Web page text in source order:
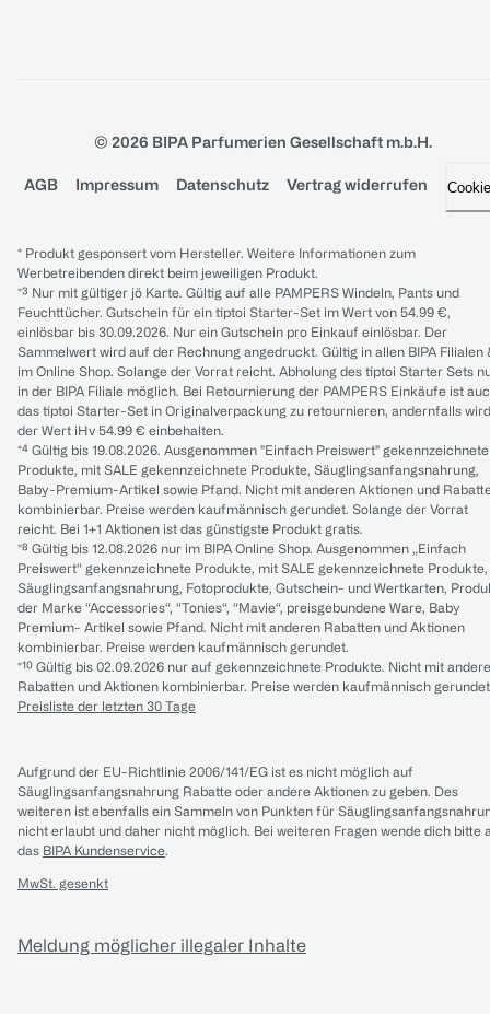
© 2026 BIPA Parfumerien Gesellschaft m.b.H.
AGB Impressum Datenschutz Vertrag widerrufen
* Produkt gesponsert vom Hersteller. Weitere Informationen zum
Werbetreibenden direkt beim jeweiligen Produkt.
*³ Nur mit gültiger jö Karte. Gültig auf alle PAMPERS Windeln, Pants und
Feuchttücher. Gutschein für ein tiptoi Starter-Set im Wert von 54.99 €,
einlösbar bis 30.09.2026. Nur ein Gutschein pro Einkauf einlösbar. Der
Sammelwert wird auf der Rechnung angedruckt. Gültig in allen BIPA Filialen
im Online Shop. Solange der Vorrat reicht. Abholung des tiptoi Starter Sets
in der BIPA Filiale möglich. Bei Retournierung der PAMPERS Einkäufe ist
das tiptoi Starter-Set in Originalverpackung zu retournieren, andernfalls wird
der Wert iHv 54.99 € einbehalten.
*⁴ Gültig bis 19.08.2026. Ausgenommen "Einfach Preiswert" gekennzeichnete
Produkte, mit SALE gekennzeichnete Produkte, Säuglingsanfangsnahrung,
Baby-Premium-Artikel sowie Pfand. Nicht mit anderen Aktionen und
kombinierbar. Preise werden kaufmännisch gerundet. Solange der Vorrat
reicht. Bei 1+1 Aktionen ist das günstigste Produkt gratis.
*⁸ Gültig bis 12.08.2026 nur im BIPA Online Shop. Ausgenommen „Einfach
Preiswert“ gekennzeichnete Produkte, mit SALE gekennzeichnete Produkte,
Säuglingsanfangsnahrung, Fotoprodukte, Gutschein- und Wertkarten,
der Marke “Accessories“, “Tonies“, “Mavie“, preisgebundene Ware, Baby
Premium- Artikel sowie Pfand. Nicht mit anderen Rabatten und Aktionen
kombinierbar. Preise werden kaufmännisch gerundet.
*¹⁰ Gültig bis 02.09.2026 nur auf gekennzeichnete Produkte. Nicht mit
Rabatten und Aktionen kombinierbar. Preise werden kaufmännisch
Preisliste der letzten 30 Tage
Aufgrund der EU-Richtlinie 2006/141/EG ist es nicht möglich auf
Säuglingsanfangsnahrung Rabatte oder andere Aktionen zu geben. Des
weiteren ist ebenfalls ein Sammeln von Punkten für
nicht erlaubt und daher nicht möglich. Bei weiteren Fragen wende dich bitte
das BIPA Kundenservice.
MwSt. gesenkt
Meldung möglicher illegaler Inhalte